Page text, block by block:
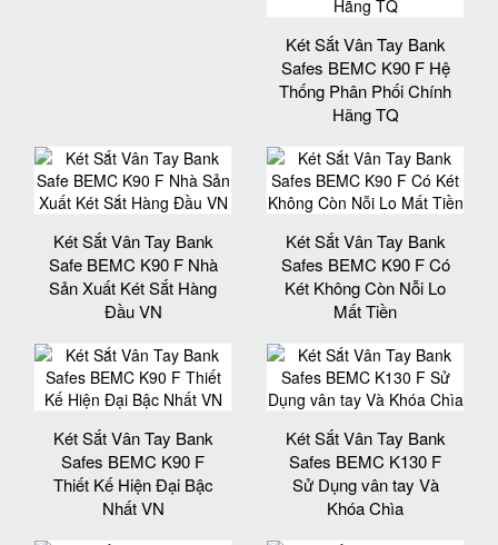
Két Sắt Vân Tay Bank
Safes BEMC K90 F Hệ
Thống Phân Phối Chính
Hãng TQ
Két Sắt Vân Tay Bank
Safe BEMC K90 F Nhà
Sản Xuất Két Sắt Hàng
Đầu VN
Két Sắt Vân Tay Bank
Safes BEMC K90 F Có
Két Không Còn Nỗi Lo
Mất Tiền
Két Sắt Vân Tay Bank
Safes BEMC K90 F
Thiết Kế Hiện Đại Bậc
Nhất VN
Két Sắt Vân Tay Bank
Safes BEMC K130 F
Sử Dụng vân tay Và
Khóa Chìa